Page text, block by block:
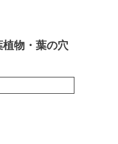
物・葉の穴